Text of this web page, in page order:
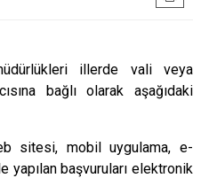
illerde vali veya
bağlı olarak aşağıdaki
sitesi, mobil uygulama, e-
başvuruları elektronik